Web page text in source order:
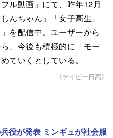
ル動画」にて、昨年12月
んちゃん」「女子高生」
を配信中。ユーザーから
、今後も積極的に「モー
ていくとしている。
《デイビー日高》
役が発表 ミンギュが社会服